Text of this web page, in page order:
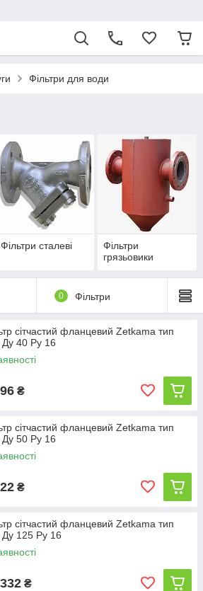
Фільтри для води
Фільтри сталеві
Фільтри
грязьовики
0 Фільтри
сітчастий фланцевий Zetkama тип
40 Ру 16
₴
сітчастий фланцевий Zetkama тип
50 Ру 16
₴
сітчастий фланцевий Zetkama тип
125 Ру 16
₴